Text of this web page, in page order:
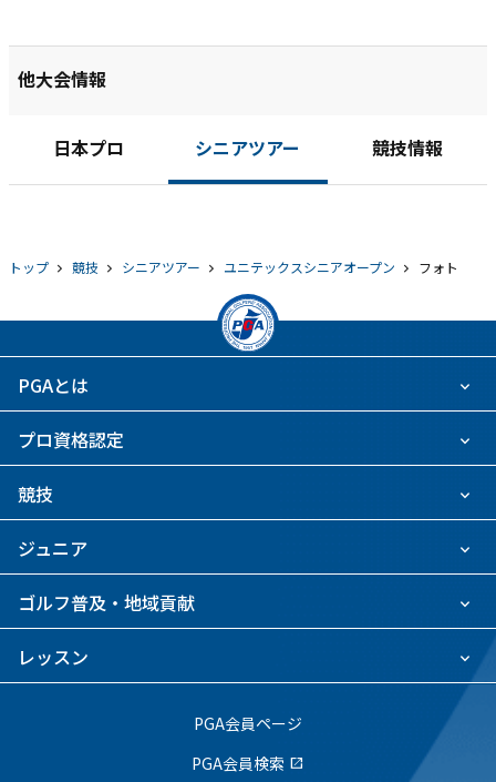
他大会情報
日本プロ シニアツアー 競技情報
トップ 競技 シニアツアー ユニテックスシニアオープン フォト
PGAとは
プロ資格認定
競技
ジュニア
ゴルフ普及・地域貢献
レッスン
PGA会員ページ
PGA会員検索 open_in_new